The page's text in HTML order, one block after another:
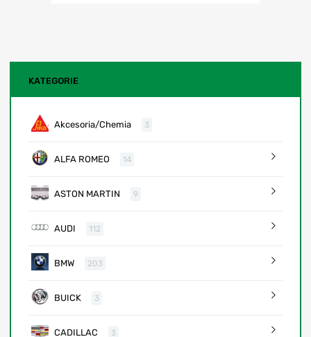
KATEGORIE
Akcesoria/Chemia 3
ALFA ROMEO 14
ASTON MARTIN 9
AUDI 112
BMW 203
BUICK 3
CADILLAC 3